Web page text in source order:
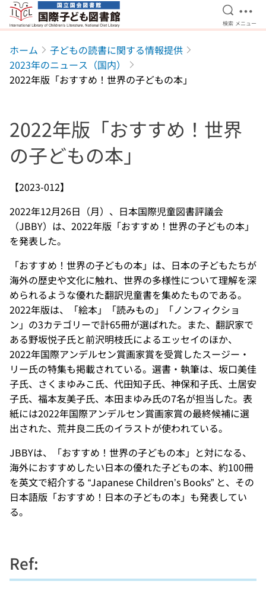
本文へ移動
検索を
検索 メ
メニュー
ホーム
子どもの読書に関する情報提供
2023年のニュース（国内）
2022年版「おすすめ！世界の子どもの本」
2022年版「おすすめ！世界
の子どもの本」
【2023-012】
2022年12月26日（月）、日本国際児童図書評議会
（JBBY）は、2022年版「おすすめ！世界の子どもの本」
を発表した。
「おすすめ！世界の子どもの本」は、日本の子どもたちが
海外の歴史や文化に触れ、世界の多様性について理解を深
められるような優れた翻訳児童書を集めたものである。
2022年版は、「絵本」「読みもの」「ノンフィクショ
ン」の3カテゴリーで計65冊が選ばれた。また、翻訳家で
ある野坂悦子氏と前沢明枝氏によるエッセイのほか、
2022年国際アンデルセン賞画家賞を受賞したスージー・
リー氏の特集も掲載されている。選書・執筆は、坂口美佳
子氏、さくまゆみこ氏、代田知子氏、神保和子氏、土居安
子氏、福本友美子氏、本田まゆみ氏の7名が担当した。表
紙には2022年国際アンデルセン賞画家賞の最終候補に選
出された、荒井良二氏のイラストが使われている。
JBBYは、「おすすめ！世界の子どもの本」と対になる、
海外におすすめしたい日本の優れた子どもの本、約100冊
を英文で紹介する “Japanese Children’s Books” と、その
日本語版「おすすめ！日本の子どもの本」も発表してい
る。
Ref: